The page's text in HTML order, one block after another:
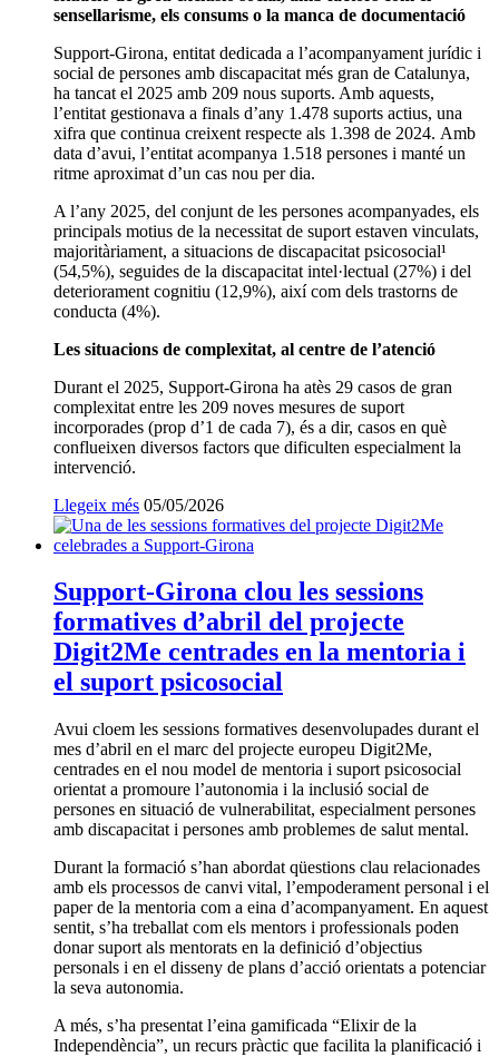
sensellarisme, els consums o la manca de documentació
Support-Girona, entitat dedicada a l’acompanyament jurídic i
social de persones amb discapacitat més gran de Catalunya,
ha tancat el 2025 amb 209 nous suports. Amb aquests,
l’entitat gestionava a finals d’any 1.478 suports actius, una
xifra que continua creixent respecte als 1.398 de 2024. Amb
data d’avui, l’entitat acompanya 1.518 persones i manté un
ritme aproximat d’un cas nou per dia.
A l’any 2025, del conjunt de les persones acompanyades, els
principals motius de la necessitat de suport estaven vinculats,
majoritàriament, a situacions de discapacitat psicosocial¹
(54,5%), seguides de la discapacitat intel·lectual (27%) i del
deteriorament cognitiu (12,9%), així com dels trastorns de
conducta (4%).
Les situacions de complexitat, al centre de l’atenció
Durant el 2025, Support-Girona ha atès 29 casos de gran
complexitat entre les 209 noves mesures de suport
incorporades (prop d’1 de cada 7), és a dir, casos en què
conflueixen diversos factors que dificulten especialment la
intervenció.
Llegeix més Data
de
publicació:
05/05/2026
Support-Girona clou les sessions
formatives d’abril del projecte
Digit2Me centrades en la mentoria i
el suport psicosocial
Avui cloem les sessions formatives desenvolupades durant el
mes d’abril en el marc del projecte europeu Digit2Me,
centrades en el nou model de mentoria i suport psicosocial
orientat a promoure l’autonomia i la inclusió social de
persones en situació de vulnerabilitat, especialment persones
amb discapacitat i persones amb problemes de salut mental.
Durant la formació s’han abordat qüestions clau relacionades
amb els processos de canvi vital, l’empoderament personal i el
paper de la mentoria com a eina d’acompanyament. En aquest
sentit, s’ha treballat com els mentors i professionals poden
donar suport als mentorats en la definició d’objectius
personals i en el disseny de plans d’acció orientats a potenciar
la seva autonomia.
A més, s’ha presentat l’eina gamificada “Elixir de la
Independència”, un recurs pràctic que facilita la planificació i